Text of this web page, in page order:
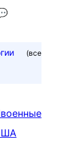
(все
военные